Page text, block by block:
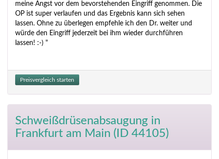
meine Angst vor dem bevorstehenden Eingriff genommen. Die
OP ist super verlaufen und das Ergebnis kann sich sehen
lassen. Ohne zu überlegen empfehle ich den Dr. weiter und
würde den Eingriff jederzeit bei ihm wieder durchführen
lassen! :-) "
Preisvergleich starten
Schweißdrüsenabsaugung in
Frankfurt am Main (ID 44105)